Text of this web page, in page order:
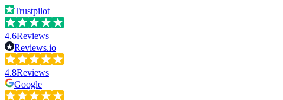
Trustpilot
4.6Reviews
Reviews.io
4.8Reviews
Google